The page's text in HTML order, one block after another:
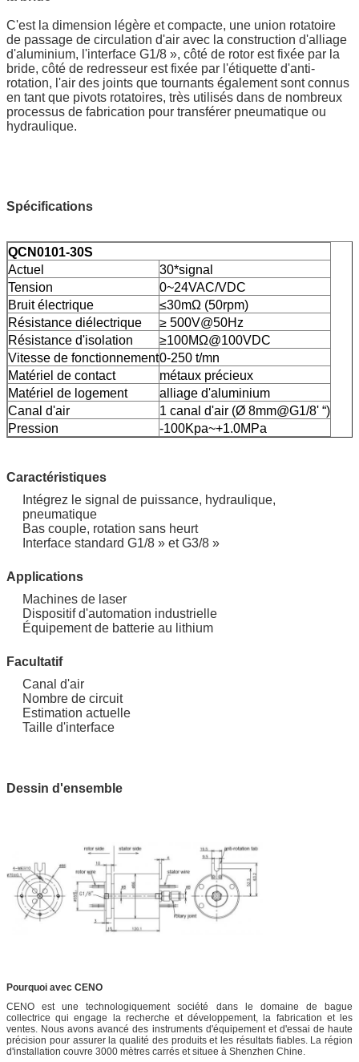
C'est la dimension légère et compacte, une union rotatoire
de passage de circulation d'air avec la construction d'alliage
d'aluminium, l'interface G1/8 », côté de rotor est fixée par la
bride, côté de redresseur est fixée par l'étiquette d'anti-
rotation, l'air des joints que tournants également sont connus
en tant que pivots rotatoires, très utilisés dans de nombreux
processus de fabrication pour transférer pneumatique ou
hydraulique.
Spécifications
QCN0101-30S
Actuel
30*signal
Tension
0~24VAC/VDC
Bruit électrique
≤30mΩ (50rpm)
Résistance diélectrique
≥ 500V@50Hz
Résistance d'isolation
≥100MΩ@100VDC
Vitesse de fonctionnement0-250 t/mn
Matériel de contact
métaux précieux
Matériel de logement
alliage d'aluminium
Canal d'air
1 canal d'air (Ø 8mm@G1/8' “)
Pression
-100Kpa~+1.0MPa
Caractéristiques
Intégrez le signal de puissance, hydraulique,
pneumatique
Bas couple, rotation sans heurt
Interface standard G1/8 » et G3/8 »
Applications
Machines de laser
Dispositif d'automation industrielle
Équipement de batterie au lithium
Facultatif
Canal d'air
Nombre de circuit
Estimation actuelle
Taille d'interface
Dessin d'ensemble
Pourquoi avec CENO
CENO est une technologiquement société dans le domaine de bague
collectrice qui engage la recherche et développement, la fabrication et les
ventes. Nous avons avancé des instruments d'équipement et d'essai de haute
précision pour assurer la qualité des produits et les résultats fiables. La région
d'installation couvre 3000 mètres carrés et situee à Shenzhen Chine.